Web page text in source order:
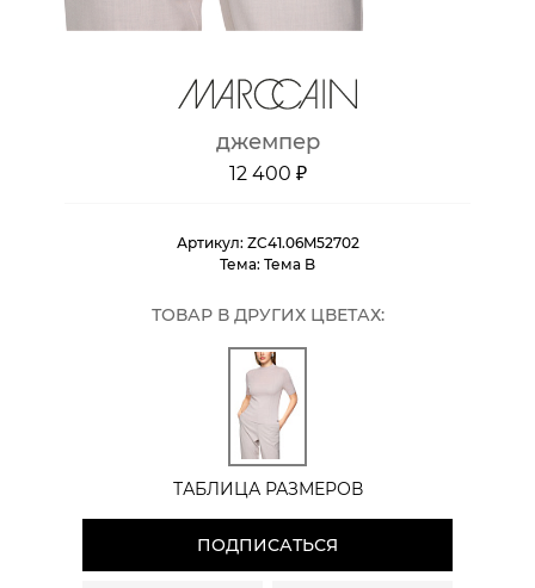
джемпер
12 400 ₽
Артикул: ZC41.06M52702
Тема: Тема B
ТОВАР В ДРУГИХ ЦВЕТАХ:
ТАБЛИЦА РАЗМЕРОВ
ПОДПИСАТЬСЯ